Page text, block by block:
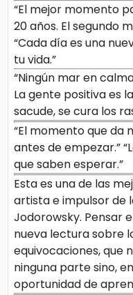
“El mejor momento
20 años. El segundo
“Cada día es una
tu vida.”
“Ningún mar en
La gente positiva es
sacude, se cura los
“El momento que da
antes de empezar.”
que saben esperar.”
Esta es una de las
artista e impulsor de
Jodorowsky. Pensar
nueva lectura sobre
equivocaciones, que
ninguna parte sino,
oportunidad de